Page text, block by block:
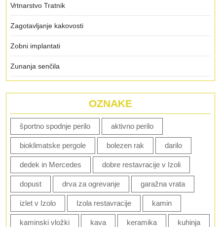
Vrtnarstvo Tratnik
Zagotavljanje kakovosti
Zobni implantati
Zunanja senčila
OZNAKE
športno spodnje perilo aktivno perilo
bioklimatske pergole bolezen rak darilo
dedek in Mercedes dobre restavracije v Izoli
dopust drva za ogrevanje garažna vrata
izlet v Izolo Izola restavracije kamin
kaminski vložki kava keramika kuhinja